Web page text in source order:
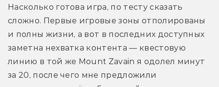
Насколько готова игра, по тесту сказать
сложно. Первые игровые зоны отполированы
и полны жизни, а вот в последних доступных
заметна нехватка контента — квестовую
линию в той же Mount Zavain я одолел минут
за 20, после чего мне предложили